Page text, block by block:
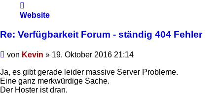
von
Website
Re: Verfügbarkeit Forum - ständig 404 Fehler
Beitrag
von Kevin » 19. Oktober 2016 21:14
Ja, es gibt gerade leider massive Server Probleme.
Eine ganz merkwürdige Sache.
Der Hoster ist dran.